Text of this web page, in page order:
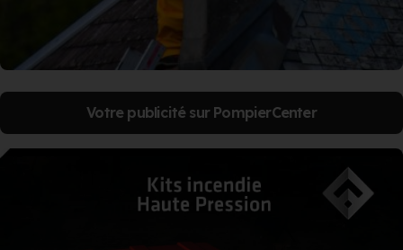
Votre publicité sur PompierCenter